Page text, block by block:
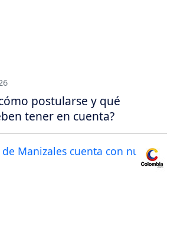
postularse y qué
tener en cuenta?